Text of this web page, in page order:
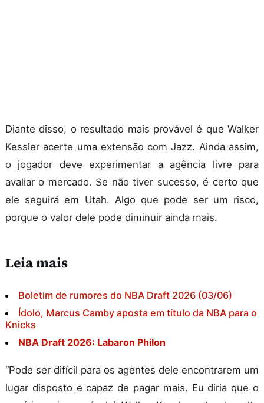
Diante disso, o resultado mais provável é que Walker
Kessler acerte uma extensão com Jazz. Ainda assim,
o jogador deve experimentar a agência livre para
avaliar o mercado. Se não tiver sucesso, é certo que
ele seguirá em Utah. Algo que pode ser um risco,
porque o valor dele pode diminuir ainda mais.
Leia mais
Boletim de rumores do NBA Draft 2026 (03/06)
Ídolo, Marcus Camby aposta em título da NBA para o
Knicks
NBA Draft 2026: Labaron Philon
“Pode ser difícil para os agentes dele encontrarem um
lugar disposto e capaz de pagar mais. Eu diria que o